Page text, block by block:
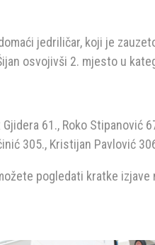
jedriličar, koji je
osvojivši 2. mjesto u
61., Roko
305., Kristijan Pavlović
pogledati kratke